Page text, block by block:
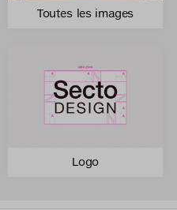
Toutes les images
Logo